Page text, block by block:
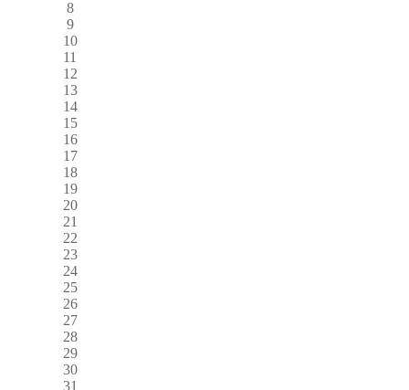
8
9
10
11
12
13
14
15
16
17
18
19
20
21
22
23
24
25
26
27
28
29
30
31